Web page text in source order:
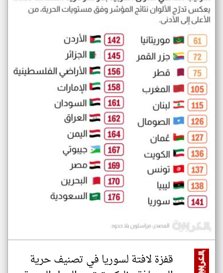
قفزة لافتة لسوريا في تصنيف حرية